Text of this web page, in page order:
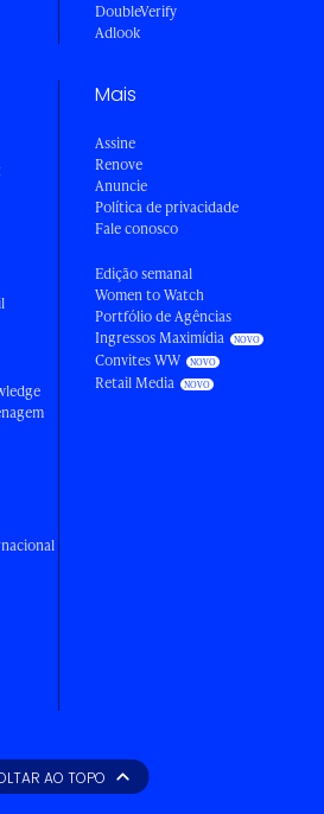
DoubleVerify
Adlook
Mais
Assine
Renove
Anuncie
Política de privacidade
Fale conosco
Edição semanal
Women to Watch
Portfólio de Agências
Ingressos Maximídia
Convites WW
Retail Media
AO TOPO